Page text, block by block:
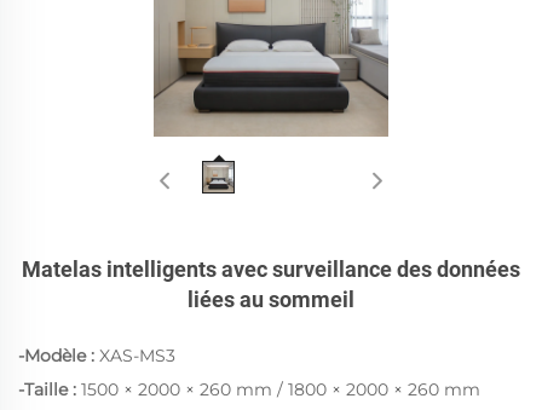
Matelas intelligents avec surveillance des données
liées au sommeil
-Modèle : XAS-MS3
-Taille : 1500 × 2000 × 260 mm / 1800 × 2000 × 260 mm